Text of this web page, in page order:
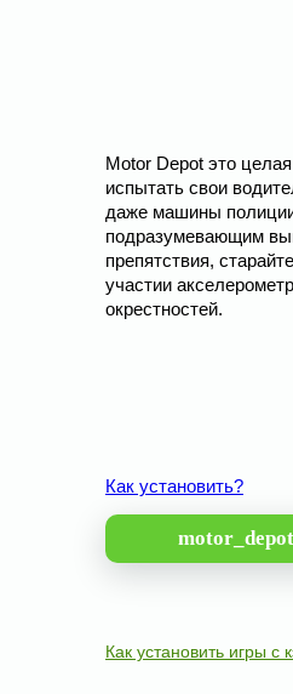
Motor Depot это
испытать свои
даже машины
подразумевающим
препятствия,
участии
окрестностей.
Как установить?
Как установить игры с